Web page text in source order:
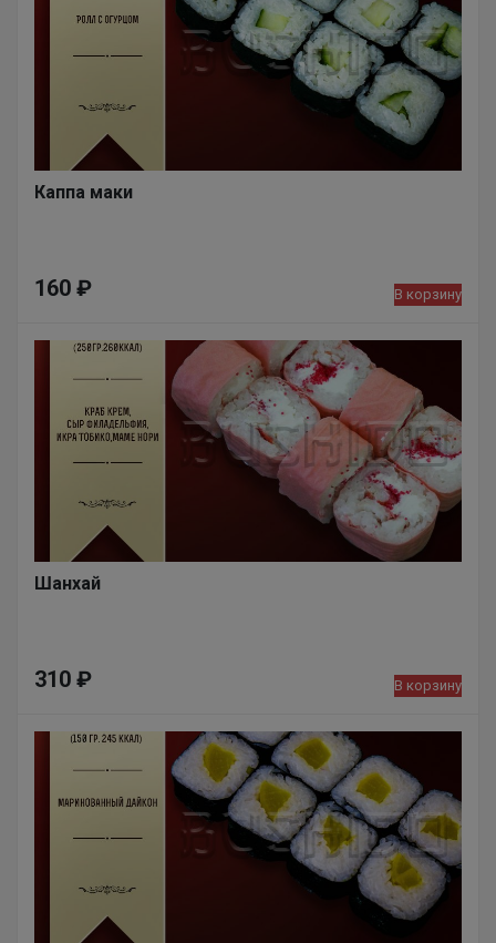
Каппа маки
160 ₽ В корзину
Шанхай
310 ₽ В корзину